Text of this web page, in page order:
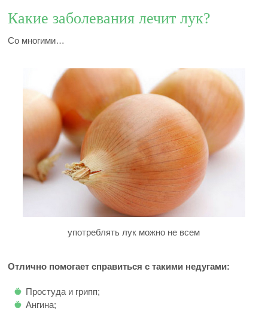
Какие заболевания лечит лук?
Со многими…
употреблять лук можно не всем
Отлично помогает справиться с такими недугами:
Простуда и грипп;
Ангина;